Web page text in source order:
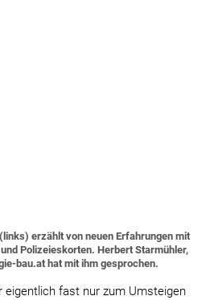
erzählt von neuen Erfahrungen mit
Polizeieskorten. Herbert Starmühler,
bau.at hat mit ihm gesprochen.
eigentlich fast nur zum Umsteigen